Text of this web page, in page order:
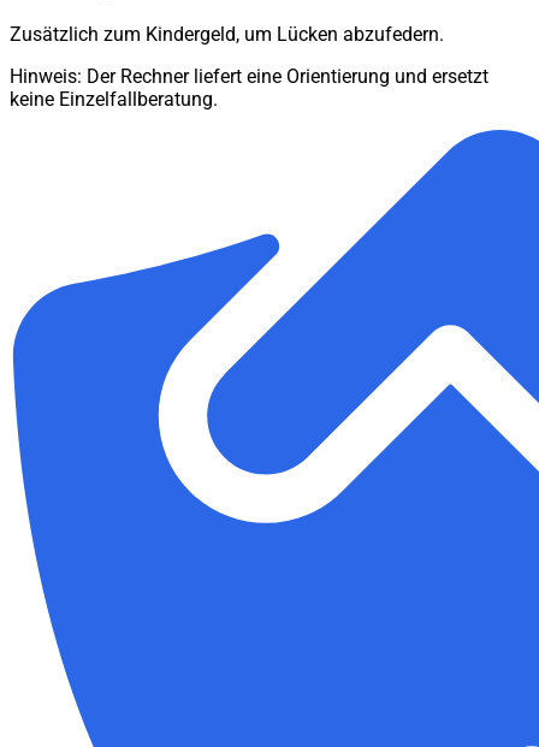
Zusätzlich zum Kindergeld, um Lücken abzufedern.
Hinweis: Der Rechner liefert eine Orientierung und ersetzt
keine Einzelfallberatung.